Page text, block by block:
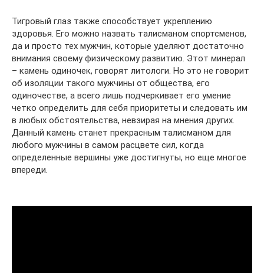
Тигровый глаз также способствует укреплению
здоровья. Его можно назвать талисманом спортсменов,
да и просто тех мужчин, которые уделяют достаточно
внимания своему физическому развитию. Этот минерал
– камень одиночек, говорят литологи. Но это не говорит
об изоляции такого мужчины от общества, его
одиночестве, а всего лишь подчеркивает его умение
четко определить для себя приоритеты и следовать им
в любых обстоятельства, невзирая на мнения других.
Данный камень станет прекрасным талисманом для
любого мужчины в самом расцвете сил, когда
определенные вершины уже достигнуты, но еще многое
впереди.